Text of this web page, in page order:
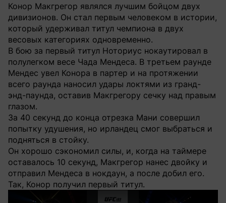
Конор Макгрегор являлся лучшим бойцом двух
дивизионов. Он стал первым человеком в истории,
который удерживал титул чемпиона в двух
весовых категориях одновременно.
В бою за первый титул Ноториус нокаутировал в
полулегком весе Чада Мендеса. В третьем раунде
Мендес увел Конора в партер и на протяжении
всего раунда наносил удары локтями из гранд-
энд-паунда, оставив Макгрегору сечку над правым
глазом.
За 40 секунд до конца отрезка Мани совершил
попытку удушения, но ирландец смог выбраться и
подняться в стойку.
Он хорошо сэкономил силы, и, когда на таймере
оставалось 10 секунд, Макгрегор нанес двойку и
отправил Мендеса в нокдаун, а после добил его.
Так, Конор получил первый титул.